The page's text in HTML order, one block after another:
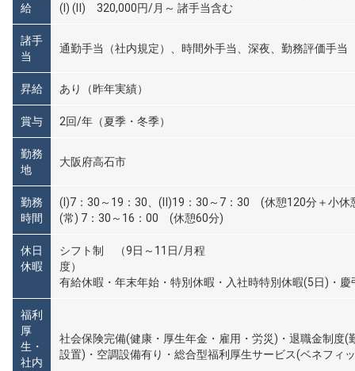
給
(Ⅰ) (Ⅱ) 320,000円/月～ 諸手当含む
諸手
当
通勤手当（社内規定）、時間外手当、深夜、勤務評価手当
昇給 あり（昨年実績）
賞与 2回/年（夏季・冬季）
勤務
地
大阪府高石市
勤務
時間
(Ⅰ)7：30～19：30、(Ⅱ)19：30～7：30 (休憩120分＋小休
(常) 7：30～16：00 (休憩60分)
休日
休暇
シフト制 （9日～11日/月程
有給休暇・年末年始・特別休暇・入社時特別休暇(5日)・
福利
厚
生・
社内
社会保険完備(健康・厚生年金・雇用・労災)・退職金制度
設置)・空調設備有り・総合型福利厚生サービス(ベネフィ